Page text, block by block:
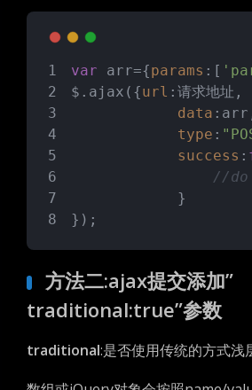
var arr={params :[
$.ajax({url :请求地址,
data
type :
success :
//do
            }
});
方法二:ajax提交添加”
traditional:true”参数
traditional:是否使用传统的方式浅